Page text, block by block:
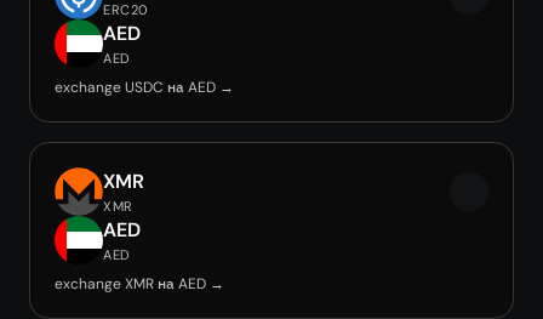
ERC20
AED
AED
exchange USDC на AED →
XMR
XMR
AED
AED
exchange XMR на AED →